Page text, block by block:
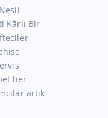
Kârlı Bir
her
artık